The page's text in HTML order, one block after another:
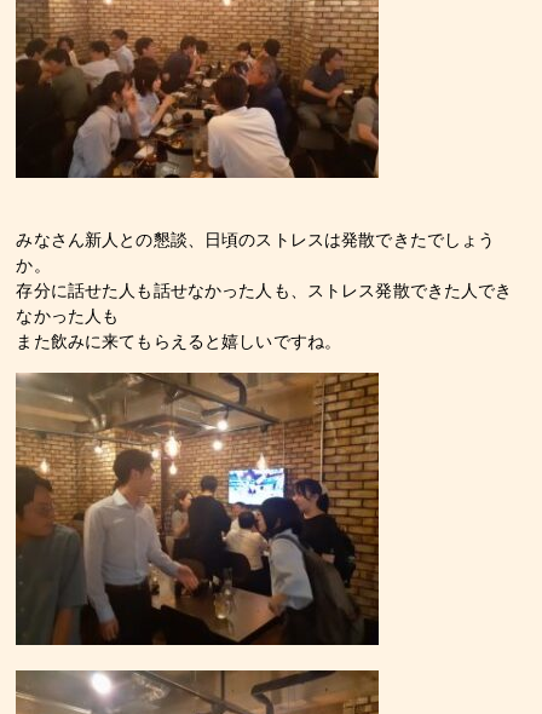
みなさん新人との懇談、日頃のストレスは発散できたでしょう
か。
存分に話せた人も話せなかった人も、ストレス発散できた人でき
なかった人も
また飲みに来てもらえると嬉しいですね。